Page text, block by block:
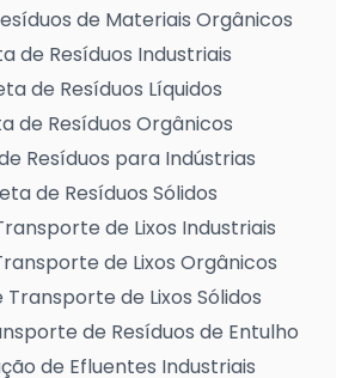
de Materiais Orgânicos
de Resíduos Industriais
de Resíduos Líquidos
de Resíduos Orgânicos
Resíduos para Indústrias
de Resíduos Sólidos
de Lixos Industriais
de Lixos Orgânicos
de Lixos Sólidos
de Resíduos de Entulho
de Efluentes Industriais